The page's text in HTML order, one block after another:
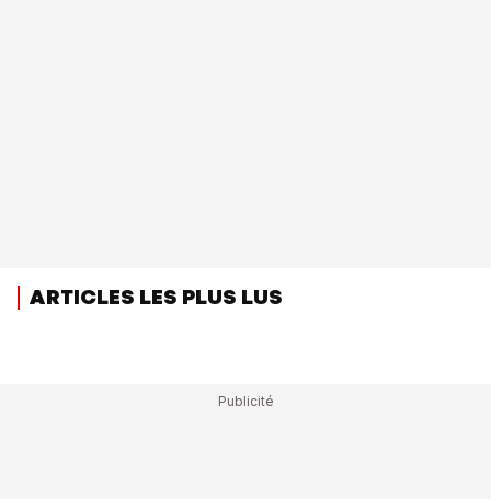
ARTICLES LES PLUS LUS